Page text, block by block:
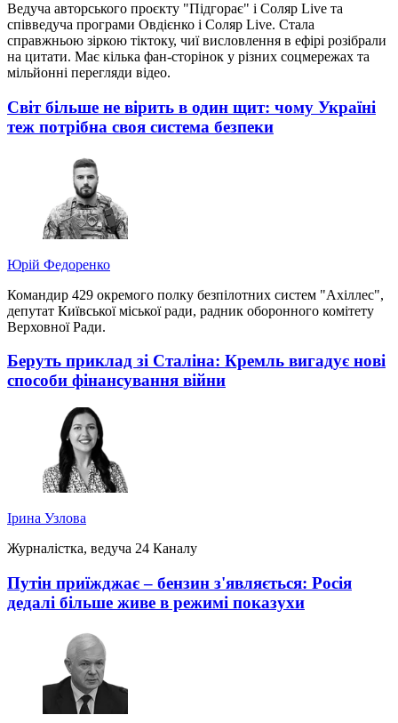
Ведуча авторського проєкту "Підгорає" і Соляр Live та
співведуча програми Овдієнко і Соляр Live. Стала
справжньою зіркою тіктоку, чиї висловлення в ефірі розібрали
на цитати. Має кілька фан-сторінок у різних соцмережах та
мільйонні перегляди відео.
Світ більше не вірить в один щит: чому Україні
теж потрібна своя система безпеки
Юрій Федоренко
Командир 429 окремого полку безпілотних систем "Ахіллес",
депутат Київської міської ради, радник оборонного комітету
Верховної Ради.
Беруть приклад зі Сталіна: Кремль вигадує нові
способи фінансування війни
Ірина Узлова
Журналістка, ведуча 24 Каналу
Путін приїжджає – бензин з'являється: Росія
дедалі більше живе в режимі показухи